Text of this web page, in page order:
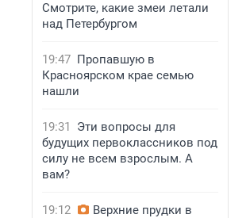
Смотрите, какие змеи летали
над Петербургом
19:47 Пропавшую в
Красноярском крае семью
нашли
19:31
Эти вопросы для
будущих первоклассников под
силу не всем взрослым. А
вам?
19:12
Верхние прудки в